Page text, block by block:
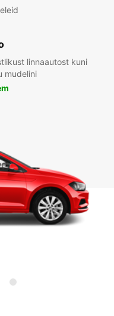
linnaautost kuni
mudelini